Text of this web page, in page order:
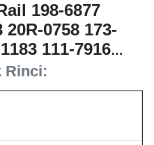
198-6877
20R-0758 173-
111-7916
Rinci: